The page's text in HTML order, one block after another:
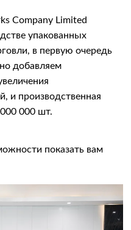
Company Limited
упакованных
в первую очередь
добавляем
и производственная
000 шт.
показать вам